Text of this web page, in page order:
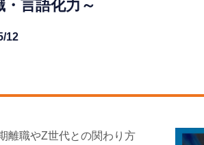
言語化力～
12
離職やZ世代との関わり方